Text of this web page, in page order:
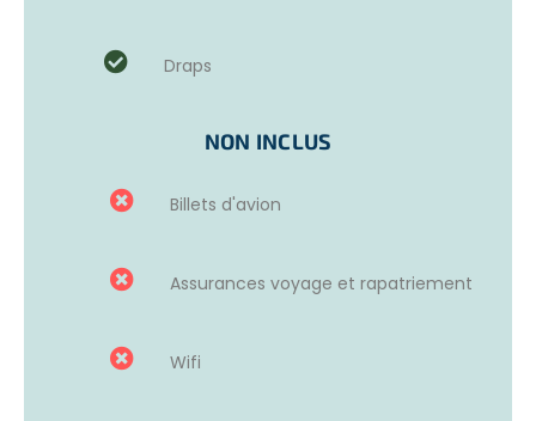
VOTRE RÔLE
À noter que les tâches peuvent varier selon les conditions
l’approvisionnement de certains matériaux.
La préparation de l’alimentation pour les félins
Le nettoyage des enclos
La stimulation des animaux pour leur bien-être
Participation à divers projets de la ferme
Draps
NON INCLUS
Billets d'avion
Assurances voyage et rapatriement
Wifi